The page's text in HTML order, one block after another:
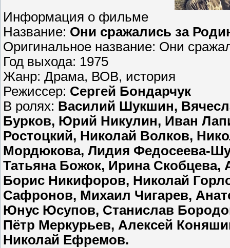
Информация о фильме
Название: Они сражались за
Оригинальное название: Они
Год выхода: 1975
Жанр: Драма, ВОВ, история
Режиссер: Сергей Бондарчук
В ролях: Василий Шукшин,
Бурков, Юрий Никулин, Иван
Ростоцкий, Николай Волков,
Мордюкова, Лидия Федосеева-
Татьяна Божок, Ирина Скобцева,
Борис Никифоров, Николай
Сафронов, Михаил Чигарев,
Юнус Юсупов, Станислав
Пётр Меркурьев, Алексей
Николай Ефремов.